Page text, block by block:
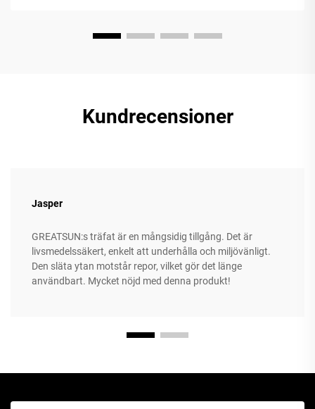
Kundrecensioner
Jasper
GREATSUN:s träfat är en mångsidig tillgång. Det är
livsmedelssäkert, enkelt att underhålla och miljövänligt.
Den släta ytan motstår repor, vilket gör det länge
användbart. Mycket nöjd med denna produkt!